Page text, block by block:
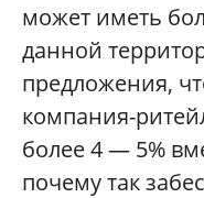
может иметь
данной
предложения,
компания-
более 4 — 5%
почему так